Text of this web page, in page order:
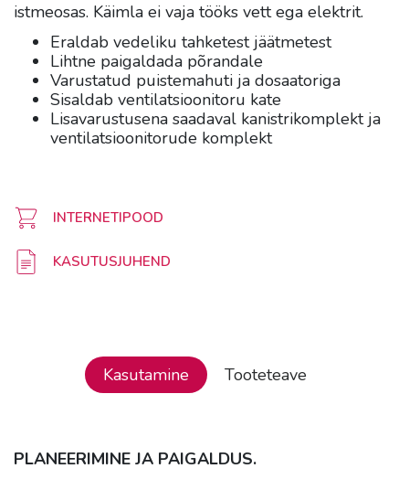
istmeosas. Käimla ei vaja tööks vett ega elektrit.
Eraldab vedeliku tahketest jäätmetest
Lihtne paigaldada põrandale
Varustatud puistemahuti ja dosaatoriga
Sisaldab ventilatsioonitoru kate
Lisavarustusena saadaval kanistrikomplekt ja
ventilatsioonitorude komplekt
INTERNETIPOOD
KASUTUSJUHEND
Kasutamine Tooteteave
PLANEERIMINE JA PAIGALDUS.